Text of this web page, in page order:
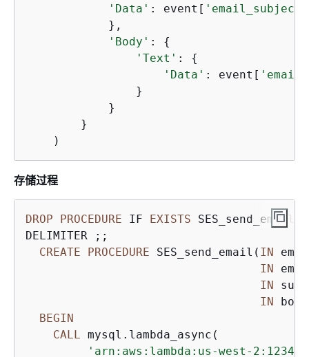
'Data' : event[ 'email_subject'
            },
'Body' : {
'Text' : {
'Data' : event[
                }
            }
        }
存储过程
DROP PROCEDURE IF EXISTS SES_send_email;
DELIMITER ;;
CREATE
PROCEDURE SES_send_email( IN
IN
IN
IN
BEGIN
CALL mysql.lambda_async(
'arn:aws:lambda:us-west-